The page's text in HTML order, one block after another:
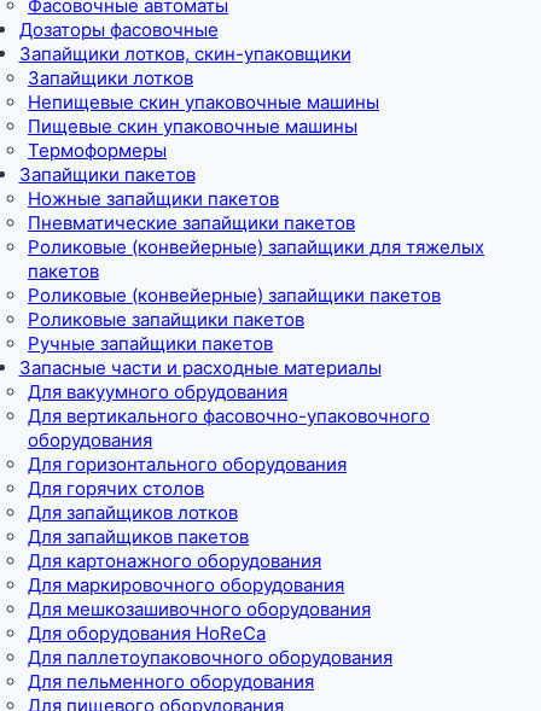
Фасовочные автоматы
Дозаторы фасовочные
Запайщики лотков, скин-упаковщики
Запайщики лотков
Непищевые скин упаковочные машины
Пищевые скин упаковочные машины
Термоформеры
Запайщики пакетов
Ножные запайщики пакетов
Пневматические запайщики пакетов
Роликовые (конвейерные) запайщики для тяжелых
пакетов
Роликовые (конвейерные) запайщики пакетов
Роликовые запайщики пакетов
Ручные запайщики пакетов
Запасные части и расходные материалы
Для вакуумного обрудования
Для вертикального фасовочно-упаковочного
оборудования
Для горизонтального оборудования
Для горячих столов
Для запайщиков лотков
Для запайщиков пакетов
Для картонажного оборудования
Для маркировочного оборудования
Для мешкозашивочного оборудования
Для оборудования HoReCa
Для паллетоупаковочного оборудования
Для пельменного оборудования
Для пищевого оборудования